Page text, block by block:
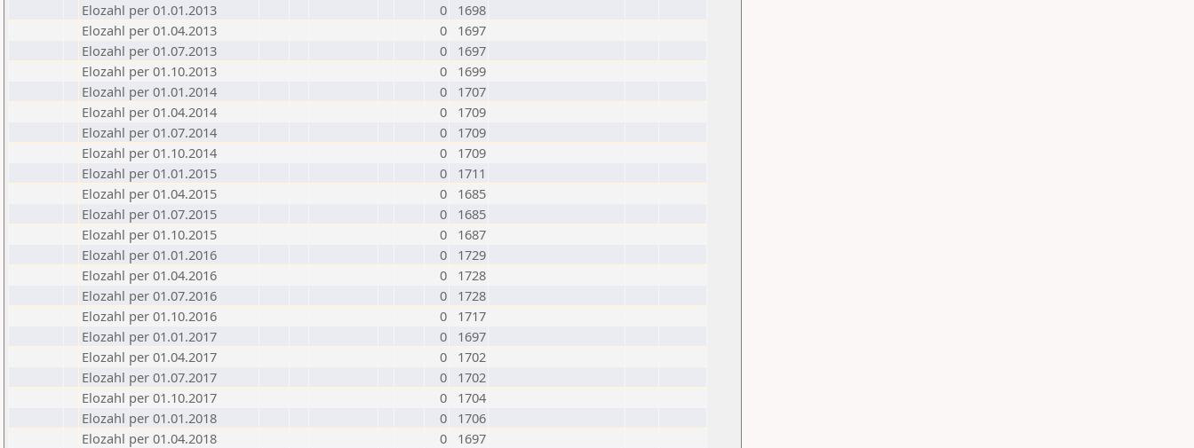
Elozahl per 01.01.2013
0
1698
Elozahl per 01.04.2013
0
1697
Elozahl per 01.07.2013
0
1697
Elozahl per 01.10.2013
0
1699
Elozahl per 01.01.2014
0
1707
Elozahl per 01.04.2014
0
1709
Elozahl per 01.07.2014
0
1709
Elozahl per 01.10.2014
0
1709
Elozahl per 01.01.2015
0
1711
Elozahl per 01.04.2015
0
1685
Elozahl per 01.07.2015
0
1685
Elozahl per 01.10.2015
0
1687
Elozahl per 01.01.2016
0
1729
Elozahl per 01.04.2016
0
1728
Elozahl per 01.07.2016
0
1728
Elozahl per 01.10.2016
0
1717
Elozahl per 01.01.2017
0
1697
Elozahl per 01.04.2017
0
1702
Elozahl per 01.07.2017
0
1702
Elozahl per 01.10.2017
0
1704
Elozahl per 01.01.2018
0
1706
Elozahl per 01.04.2018
0
1697